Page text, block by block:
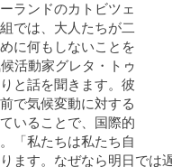
ランドのカトビツェ
では、大人たちが二
に何もしないことを
活動家グレタ・トゥ
と話を聞きます。彼
で気候変動に対する
いることで、国際的
「私たちは私たち自
ます。なぜなら明日では